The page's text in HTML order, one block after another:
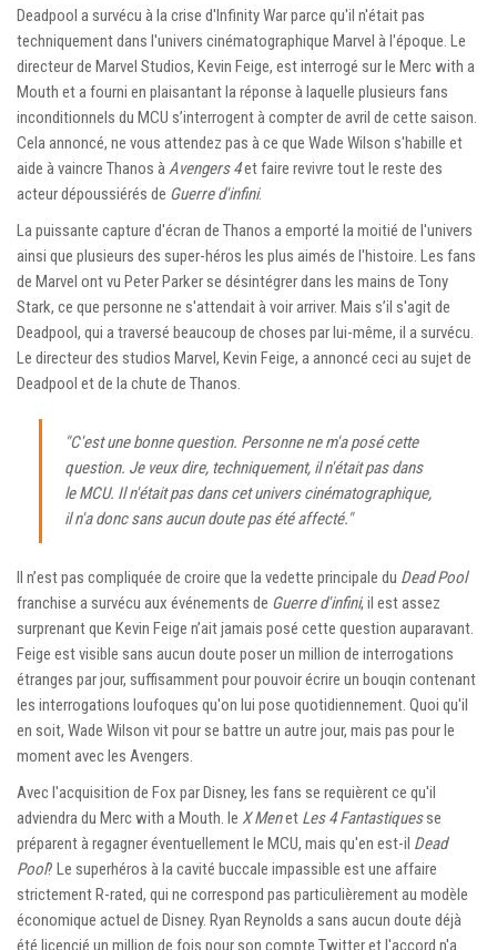
Deadpool a survécu à la crise d'Infinity War parce qu'il n'était pas
techniquement dans l'univers cinématographique Marvel à l'époque. Le
directeur de Marvel Studios, Kevin Feige, est interrogé sur le Merc with a
Mouth et a fourni en plaisantant la réponse à laquelle plusieurs fans
inconditionnels du MCU s’interrogent à compter de avril de cette saison.
Cela annoncé, ne vous attendez pas à ce que Wade Wilson s'habille et
aide à vaincre Thanos àAvengers 4et faire revivre tout le reste des
acteur dépoussiérés de Guerre d'infini.
La puissante capture d'écran de Thanos a emporté la moitié de l'univers
ainsi que plusieurs des super-héros les plus aimés de l'histoire. Les fans
de Marvel ont vu Peter Parker se désintégrer dans les mains de Tony
Stark, ce que personne ne s'attendait à voir arriver. Mais s’il s'agit de
Deadpool, qui a traversé beaucoup de choses par lui-même, il a survécu.
Le directeur des studios Marvel, Kevin Feige, a annoncé ceci au sujet de
Deadpool et de la chute de Thanos.
"C'est une bonne question. Personne ne m'a posé cette
question. Je veux dire, techniquement, il n'était pas dans
le MCU. Il n'était pas dans cet univers cinématographique,
il n'a donc sans aucun doute pas été affecté."
Il n’est pas compliquée de croire que la vedette principale du Dead Pool
franchise a survécu aux événements de Guerre d'infini, il est assez
surprenant que Kevin Feige n’ait jamais posé cette question auparavant.
Feige est visible sans aucun doute poser un million de interrogations
étranges par jour, suffisamment pour pouvoir écrire un bouqin contenant
les interrogations loufoques qu'on lui pose quotidiennement. Quoi qu'il
en soit, Wade Wilson vit pour se battre un autre jour, mais pas pour le
moment avec les Avengers.
Avec l'acquisition de Fox par Disney, les fans se requièrent ce qu'il
adviendra du Merc with a Mouth. le X Menet Les 4 Fantastiquesse
préparent à regagner éventuellement le MCU, mais qu'en est-il Dead
Pool? Le superhéros à la cavité buccale impassible est une affaire
strictement R-rated, qui ne correspond pas particulièrement au modèle
économique actuel de Disney. Ryan Reynolds a sans aucun doute déjà
été licencié un million de fois pour son compte Twitter et l'accord n'a